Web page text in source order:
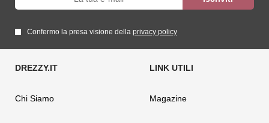
Confermo la presa visione della privacy policy
Chi Siamo Magazine